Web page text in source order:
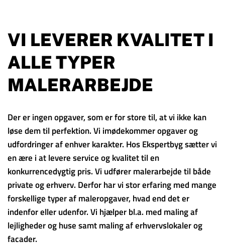
VI LEVERER KVALITET I
ALLE TYPER
MALERARBEJDE
Der er ingen opgaver, som er for store til, at vi ikke kan
løse dem til perfektion. Vi imødekommer opgaver og
udfordringer af enhver karakter. Hos Ekspertbyg sætter vi
en ære i at levere service og kvalitet til en
konkurrencedygtig pris. Vi udfører malerarbejde til både
private og erhverv. Derfor har vi stor erfaring med mange
forskellige typer af maleropgaver, hvad end det er
indenfor eller udenfor. Vi hjælper bl.a. med maling af
lejligheder og huse samt maling af erhvervslokaler og
facader.